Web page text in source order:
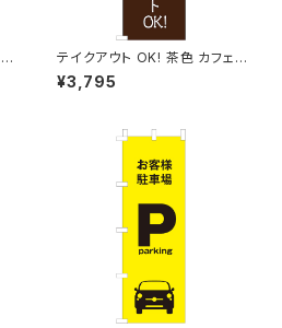
テイクアウト OK! 茶色 カフェ
コーヒー のぼり旗
¥3,795